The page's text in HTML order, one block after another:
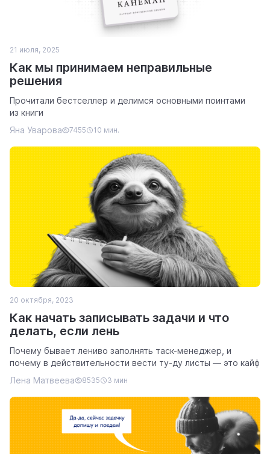
21 июля, 2025
Как мы принимаем неправильные
решения
Прочитали бестселлер и делимся основными поинтами
из книги
Яна Уварова
7455 10 мин.
20 октября, 2023
Как начать записывать задачи и что
делать, если лень
Почему бывает лениво заполнять таск-менеджер, и
почему в действительности вести ту-ду листы — это кайф
Лена Матвеева
8535 3 мин